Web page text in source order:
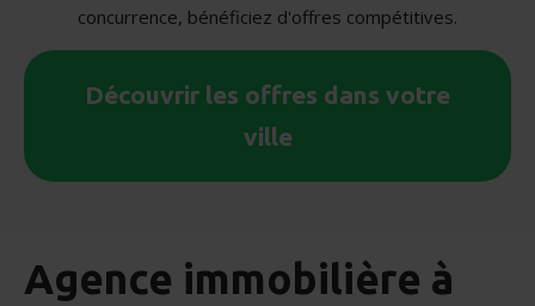
concurrence, bénéficiez d'offres compétitives.
Découvrir les offres dans votre
ville
Agence immobilière à